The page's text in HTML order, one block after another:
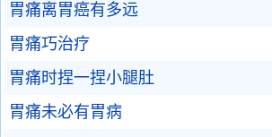
胃痛离胃癌有多远
胃痛巧治疗
胃痛时捏一捏小腿肚
胃痛未必有胃病